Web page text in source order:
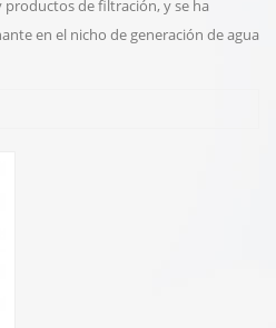
de filtración, y se ha
en el nicho de generación de agua